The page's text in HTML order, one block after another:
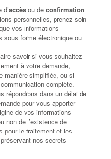
accèsou de confirmation
personnelles, prenez soin
vos informations
sous forme électronique ou
savoir si vous souhaitez
à votre demande,
manière simplifiée, ou si
complète.
répondrons dans un délai de
pour vous apporter
de vos informations
non de l’existence de
pour le traitement et les
nos secrets